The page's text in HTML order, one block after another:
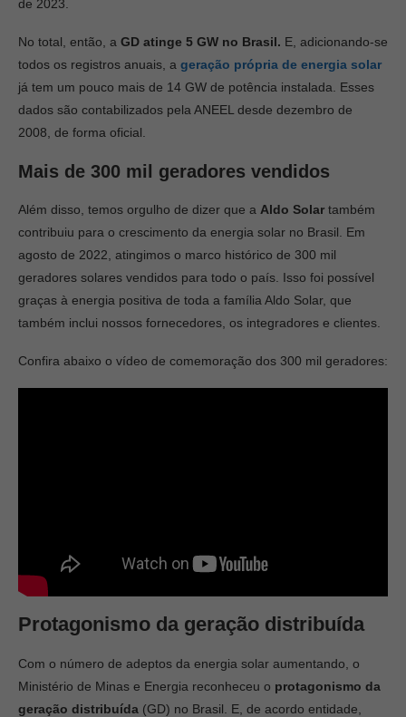
de 2023.
No total, então, a GD atinge 5 GW no Brasil. E, adicionando-se
todos os registros anuais, a geração própria de energia solar
já tem um pouco mais de 14 GW de potência instalada. Esses
dados são contabilizados pela ANEEL desde dezembro de
2008, de forma oficial.
Mais de 300 mil geradores vendidos
Além disso, temos orgulho de dizer que a Aldo Solar também
contribuiu para o crescimento da energia solar no Brasil. Em
agosto de 2022, atingimos o marco histórico de 300 mil
geradores solares vendidos para todo o país. Isso foi possível
graças à energia positiva de toda a família Aldo Solar, que
também inclui nossos fornecedores, os integradores e clientes.
Confira abaixo o vídeo de comemoração dos 300 mil geradores:
Protagonismo da geração distribuída
Com o número de adeptos da energia solar aumentando, o
Ministério de Minas e Energia reconheceu o protagonismo da
geração distribuída (GD) no Brasil. E, de acordo entidade,